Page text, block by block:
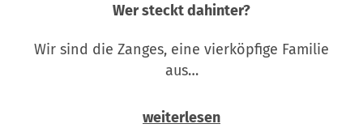
Wer steckt dahinter?
Wir sind die Zanges, eine vierköpfige Familie
aus…
weiterlesen